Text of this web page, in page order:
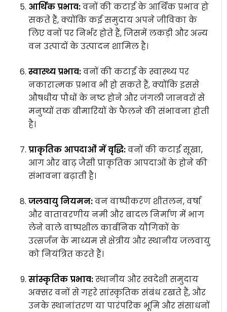
आर्थिक प्रभाव:वनों की कटाई के आर्थिक प्रभाव हो
सकते हैं, क्योंकि कई समुदाय अपने जीविका के
लिए वनों पर निर्भर होते हैं, जिसमें लकड़ी और अन्य
वन उत्पादों के उत्पादन शामिल है।
स्वास्थ्य प्रभाव:वनों की कटाई के स्वास्थ्य पर
नकारात्मक प्रभाव भी हो सकते हैं, क्योंकि इससे
औषधीय पौधों के नष्ट होने और जंगली जानवरों से
मनुष्यों तक बीमारियों के फैलने की संभावना होती
है।
प्राकृतिक आपदाओं में वृद्धि:वनों की कटाई सूखा,
आग और बाढ़ जैसी प्राकृतिक आपदाओं के होने की
संभावना बढ़ाती है।
जलवायु नियमन:वन वाष्पीकरण शीतलन, वर्षा
और वातावरणीय नमी और बादल निर्माण में भाग
लेने वाले वाष्पशील कार्बनिक यौगिकों के
उत्सर्जन के माध्यम से क्षेत्रीय और स्थानीय जलवायु
को नियंत्रित करते हैं।
सांस्कृतिक प्रभाव:स्थानीय और स्वदेशी समुदाय
अक्सर वनों से गहरे सांस्कृतिक संबंध रखते हैं, और
उनके स्थानांतरण या पारंपरिक भूमि और संसाधनों